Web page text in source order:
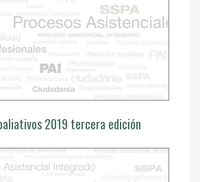
2019 tercera edición